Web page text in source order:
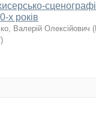
х років
Валерій Олексійович (
)